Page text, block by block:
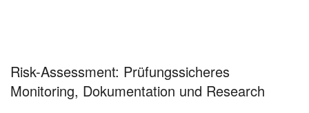
Risk-Assessment: Prüfungssicheres
Monitoring, Dokumentation und Research